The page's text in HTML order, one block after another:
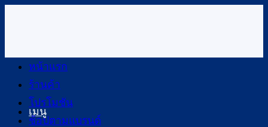
เนื้อหา
เมนู
หน้าแรก
ร้านค้า
โปรโมชัน
ช้อปตามแบรนด์